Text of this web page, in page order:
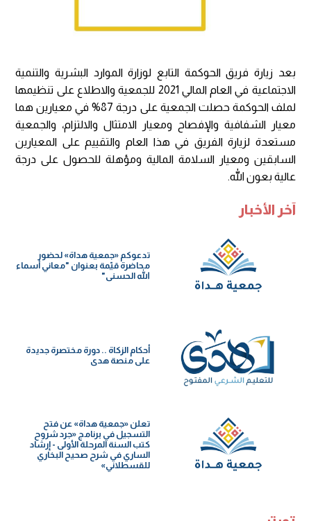
بعد زيارة فريق الحوكمة التابع لوزارة الموارد البشرية والتنمية
الاجتماعية في العام المالي 2021 للجمعية والاطلاع على تنظيمها
لملف الحوكمة حصلت الجمعية على درجة 87% في معيارين هما
معيار الشفافية والإفصاح ومعيار الامتثال والالتزام، والجمعية
مستعدة لزيارة الفريق في هذا العام والتقييم على المعيارين
السابقين ومعيار السلامة المالية ومؤهلة للحصول على درجة
عالية بعون الله.
آخر الأخبار
تدعوكم «جمعية هداة» لحضور
محاضرة قيّمة بعنوان "معاني أسماء
الله الحسنى"
أحكام الزكاة .. دورة مختصرة جديدة
على منصة هدى
تعلن «جمعية هداة» عن فتح
التسجيل في برنامج «جرد شروح
كتب السنة️ المرحلة الأولى - إرشاد
الساري في شرح صحيح البخاري
للقسطلاني»